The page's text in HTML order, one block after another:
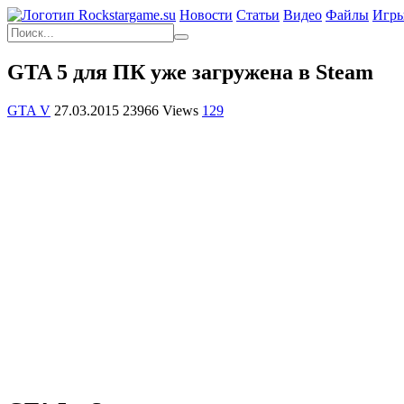
Новости Статьи Видео Файлы
GTA 5 для ПК уже загружена в Steam
GTA V 27.03.2015 23966 Views 129